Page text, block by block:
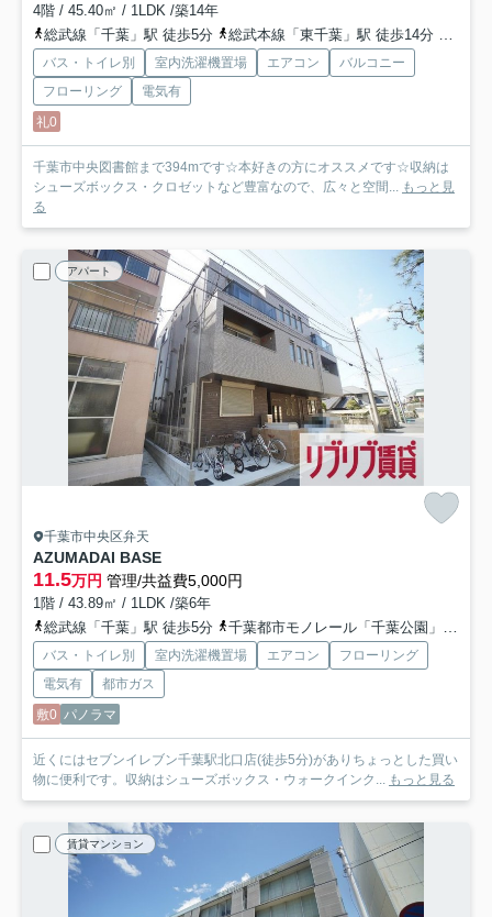
4階 / 45.40㎡ / 1LDK /築14年
総武線「千葉」駅 徒歩5分
総武本線「東千葉」駅 徒歩14分 京成
バス・トイレ別 室内洗濯機置場 エアコン
バルコニー
フローリング
電気有
礼0
千葉市中央図書館まで394mです☆本好きの方にオススメです☆収納は
シューズボックス・クロゼットなど豊富なので、広々と空間... もっと見
る
アパート
千葉市中央区弁天
AZUMADAI BASE
11.5万円 管理/共益費5,000円
1階 / 43.89㎡ / 1LDK /築6年
総武線「千葉」駅 徒歩5分
千葉都市モノレール「千葉公園」駅 徒歩12分
バス・トイレ別 室内洗濯機置場 エアコン
フローリング
電気有
都市ガス
敷0 パノラマ
近くにはセブンイレブン千葉駅北口店(徒歩5分)がありちょっとした買い
物に便利です。収納はシューズボックス・ウォークインク... もっと見る
賃貸マンション